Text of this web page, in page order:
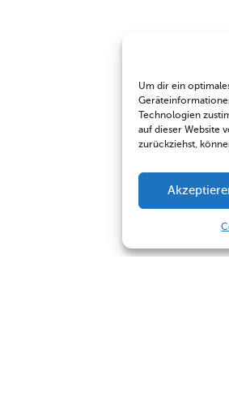
Um dir ein
Technologien
auf dieser Website
zurückziehst,